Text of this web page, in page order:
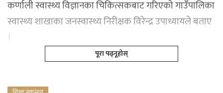
कर्णाली स्वास्थ्य विज्ञानका चिकित्सकबाट गरिएको गाउँपालिका
स्वास्थ्य शाखाका जनस्वास्थ्य निरीक्षक विरेन्द्र उपाध्यायले बताए
।
पूरा पढ्नूहोस्